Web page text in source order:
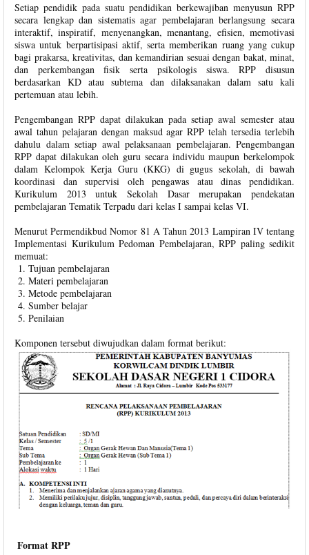
Setiap pendidik pada suatu pendidikan berkewajiban menyusun RPP
secara lengkap dan sistematis agar pembelajaran berlangsung secara
interaktif, inspiratif, menyenangkan, menantang, efisien, memotivasi
siswa untuk berpartisipasi aktif, serta memberikan ruang yang cukup
bagi prakarsa, kreativitas, dan kemandirian sesuai dengan bakat, minat,
dan perkembangan fisik serta psikologis siswa. RPP disusun
berdasarkan KD atau subtema dan dilaksanakan dalam satu kali
pertemuan atau lebih.
Pengembangan RPP dapat dilakukan pada setiap awal semester atau
awal tahun pelajaran dengan maksud agar RPP telah tersedia terlebih
dahulu dalam setiap awal pelaksanaan pembelajaran. Pengembangan
RPP dapat dilakukan oleh guru secara individu maupun berkelompok
dalam Kelompok Kerja Guru (KKG) di gugus sekolah, di bawah
koordinasi dan supervisi oleh pengawas atau dinas pendidikan.
Kurikulum 2013 untuk Sekolah Dasar merupakan pendekatan
pembelajaran Tematik Terpadu dari kelas I sampai kelas VI.
Menurut Permendikbud Nomor 81 A Tahun 2013 Lampiran IV tentang
Implementasi Kurikulum Pedoman Pembelajaran, RPP paling sedikit
memuat:
Tujuan pembelajaran
Materi pembelajaran
Metode pembelajaran
Sumber belajar
Penilaian
Komponen tersebut diwujudkan dalam format berikut:
Format RPP